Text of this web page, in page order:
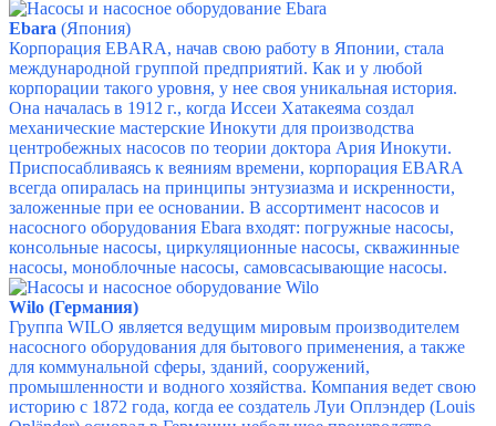
Ebara (Япония)
Корпорация EBARA, начав свою работу в Японии, стала
международной группой предприятий. Как и у любой
корпорации такого уровня, у нее своя уникальная история.
Она началась в 1912 г., когда Иссеи Хатакеяма создал
механические мастерские Инокути для производства
центробежных насосов по теории доктора Ария Инокути.
Приспосабливаясь к веяниям времени, корпорация EBARA
всегда опиралась на принципы энтузиазма и искренности,
заложенные при ее основании. В ассортимент насосов и
насосного оборудования Ebara входят: погружные насосы,
консольные насосы, циркуляционные насосы, скважинные
насосы, моноблочные насосы, самовсасывающие насосы.
Wilo (Германия)
Группа WILO является ведущим мировым производителем
насосного оборудования для бытового применения, а также
для коммунальной сферы, зданий, сооружений,
промышленности и водного хозяйства. Компания ведет свою
историю с 1872 года, когда ее создатель Луи Оплэндер (Louis